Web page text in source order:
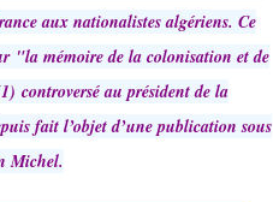
aux nationalistes algériens. Ce
"la mémoire de la colonisation et de
controversé au président de la
fait l’objet d’une publication sous
Michel.